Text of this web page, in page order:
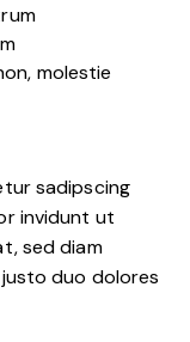
molestie
sadipscing
invidunt ut
sed diam
duo dolores